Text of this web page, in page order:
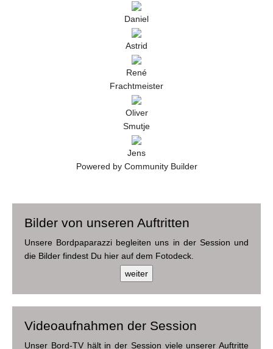
Daniel
Astrid
René
Frachtmeister
Oliver
Smutje
Jens
Powered by Community Builder
Bilder von unseren Auftritten
Unsere Bordpaparazzi begleiten uns in der Session und
die Bilder findest Du hier auf dem Fotodeck.
Videoaufnahmen der Session
Unser Bord-TV hält in der Session viele unserer Auftritte